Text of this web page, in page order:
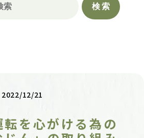
2022/12/21
を心がける為の